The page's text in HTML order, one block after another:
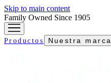
Skip to main content
Family Owned Since 1905
Productos Nuestra marca